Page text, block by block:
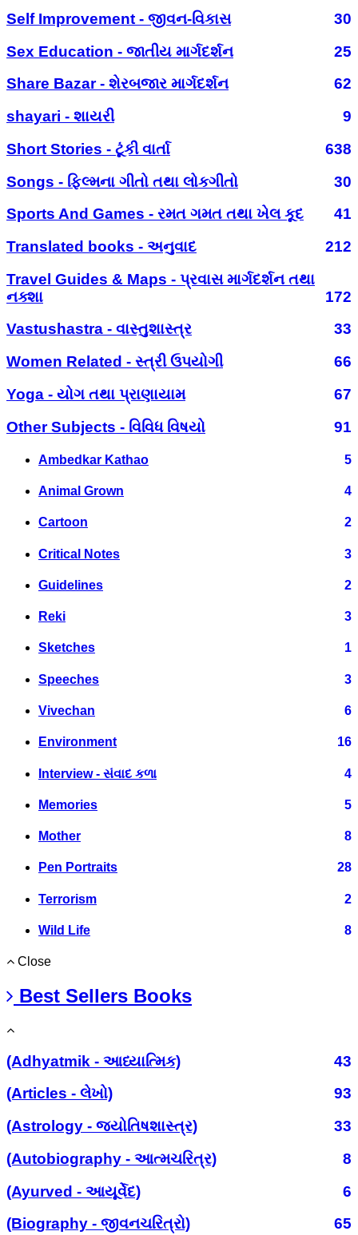
Self Improvement - જીવન-વિકાસ
30
Sex Education - જાતીય માર્ગદર્શન
25
Share Bazar - શેરબજાર માર્ગદર્શન
62
shayari - શાયરી
9
Short Stories - ટૂંકી વાર્તા
638
Songs - ફિલ્મના ગીતો તથા લોકગીતો
30
Sports And Games - રમત ગમત તથા ખેલ કૂદ
41
Translated books - અનુવાદ
212
Travel Guides & Maps - પ્રવાસ માર્ગદર્શન તથા
નક્શા
172
Vastushastra - વાસ્તુશાસ્ત્ર
33
Women Related - સ્ત્રી ઉપયોગી
66
Yoga - યોગ તથા પ્રાણાયામ
67
Other Subjects - વિવિધ વિષયો
91
Ambedkar Kathao 5
Animal Grown 4
Cartoon 2
Critical Notes 3
Guidelines 2
Reki 3
Sketches 1
Speeches 3
Vivechan 6
Environment 16
Interview - સંવાદ કળા 4
Memories 5
Mother 8
Pen Portraits 28
Terrorism 2
Wild Life 8
Close
Best Sellers Books
(Adhyatmik - આધ્યાત્મિક)
43
(Articles - લેખો)
93
(Astrology - જ્યોતિષશાસ્ત્ર)
33
(Autobiography - આત્મચરિત્ર)
8
(Ayurved - આયૂર્વેદ)
6
(Biography - જીવનચરિત્રો)
65